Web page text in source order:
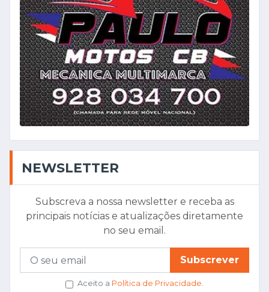
NEWSLETTER
Subscreva a nossa newsletter e receba as
principais notícias e atualizações diretamente
no seu email.
Subscrever
Aceito a Política de Privacidade.